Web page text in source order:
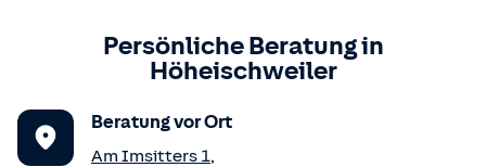
Persönliche Beratung in
Höheischweiler
Beratung vor Ort
Am Imsitters 1,